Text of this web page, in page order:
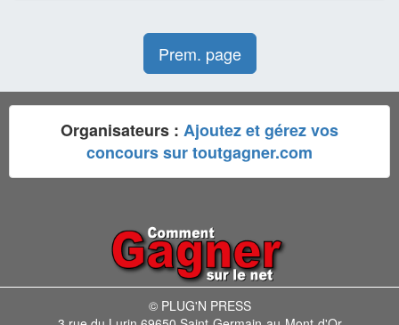
Prem. page
Organisateurs : Ajoutez et gérez vos
concours sur toutgagner.com
© PLUG'N PRESS